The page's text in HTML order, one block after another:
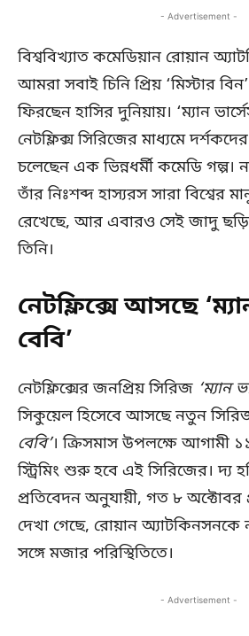
- Advertisement -
বিশ্ববিখ্যাত কমেডিয়ান রোয়ান
আমরা সবাই চিনি প্রিয় ‘মিস্টার
ফিরছেন হাসির দুনিয়ায়। ‘ম্যান
নেটফ্লিক্স সিরিজের মাধ্যমে
চলেছেন এক ভিন্নধর্মী কমেডি
তাঁর নিঃশব্দ হাস্যরস সারা বিশ্বের
রেখেছে, আর এবারও সেই জাদু
তিনি।
নেটফ্লিক্সে আসছে
বেবি’
নেটফ্লিক্সের জনপ্রিয় সিরিজ ‘ম্যান
সিকুয়েল হিসেবে আসছে নতুন
বেবি’। ক্রিসমাস উপলক্ষে আগামী
স্ট্রিমিং শুরু হবে এই সিরিজের। দ্য
প্রতিবেদন অনুযায়ী, গত ৮ অক্টোবর
দেখা গেছে, রোয়ান অ্যাটকিনসনকে
সঙ্গে মজার পরিস্থিতিতে।
- Advertisement -